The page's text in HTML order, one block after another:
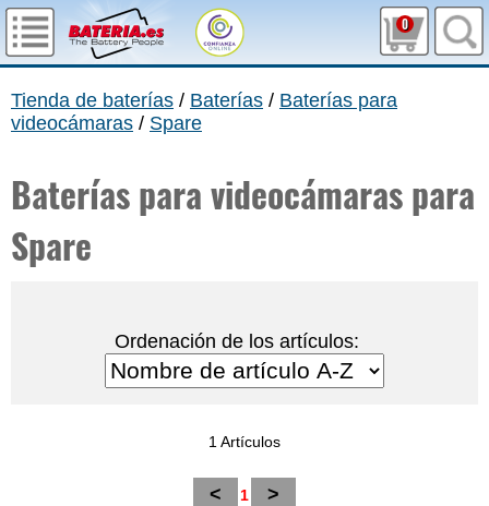
0
Tienda de baterías / Baterías / Baterías para
videocámaras / Spare
Baterías para videocámaras para
Spare
Ordenación de los artículos:
1 Artículos
< 1 >